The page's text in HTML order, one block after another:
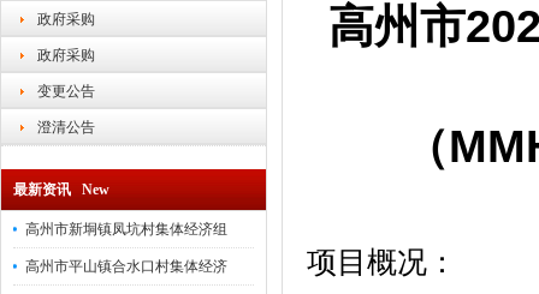
政府采购
政府采购
变更公告
澄清公告
最新资讯 New
高州市新垌镇凤坑村集体经济组
高州市平山镇合水口村集体经济
高州市
（
项目概况：